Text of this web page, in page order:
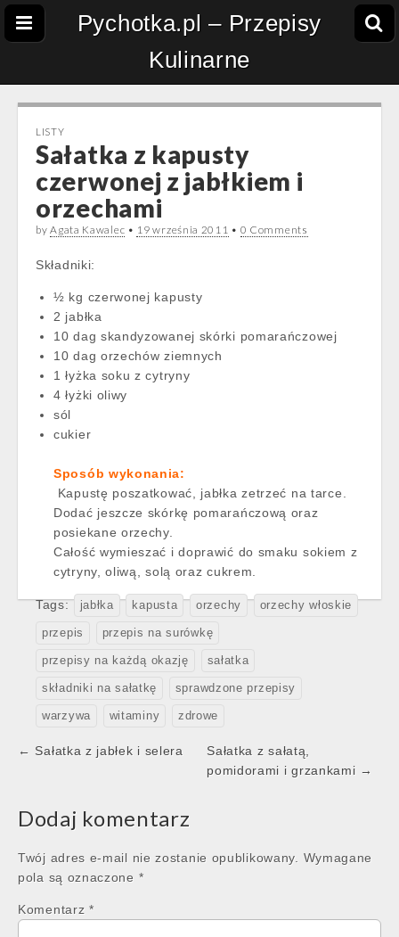
Pychotka.pl – Przepisy
Kulinarne
LISTY
Sałatka z kapusty
czerwonej z jabłkiem i
orzechami
byAgata Kawalec • 19 września 2011 • 0 Comments
Składniki:
½ kg czerwonej kapusty
2 jabłka
10 dag skandyzowanej skórki pomarańczowej
10 dag orzechów ziemnych
1 łyżka soku z cytryny
4 łyżki oliwy
sól
cukier
Sposób wykonania:
Kapustę poszatkować, jabłka zetrzeć na tarce.
Dodać jeszcze skórkę pomarańczową oraz
posiekane orzechy.
Całość wymieszać i doprawić do smaku sokiem z
cytryny, oliwą, solą oraz cukrem.
Tags: jabłka kapusta orzechy orzechy włoskie
przepis przepis na surówkę
przepisy na każdą okazję sałatka
składniki na sałatkę sprawdzone przepisy
warzywa witaminy zdrowe
Post
← Sałatka z jabłek i selera
Sałatka z sałatą,
pomidorami i grzankami →
Dodaj komentarz
Twój adres e-mail nie zostanie opublikowany.
Wymagane
pola są oznaczone *
Komentarz *